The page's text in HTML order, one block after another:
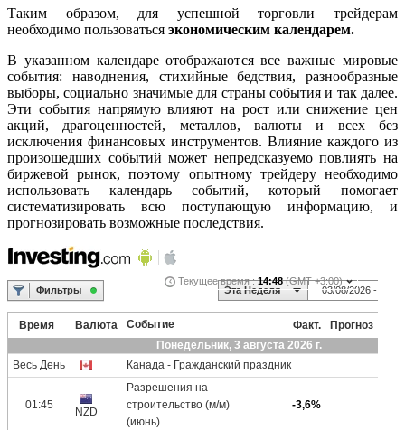
Таким образом, для успешной торговли трейдерам
необходимо пользоваться экономическим календарем.
В указанном календаре отображаются все важные мировые
события: наводнения, стихийные бедствия, разнообразные
выборы, социально значимые для страны события и так далее.
Эти события напрямую влияют на рост или снижение цен
акций, драгоценностей, металлов, валюты и всех без
исключения финансовых инструментов. Влияние каждого из
произошедших событий может непредсказуемо повлиять на
биржевой рынок, поэтому опытному трейдеру необходимо
использовать календарь событий, который помогает
систематизировать всю поступающую информацию, и
прогнозировать возможные последствия.